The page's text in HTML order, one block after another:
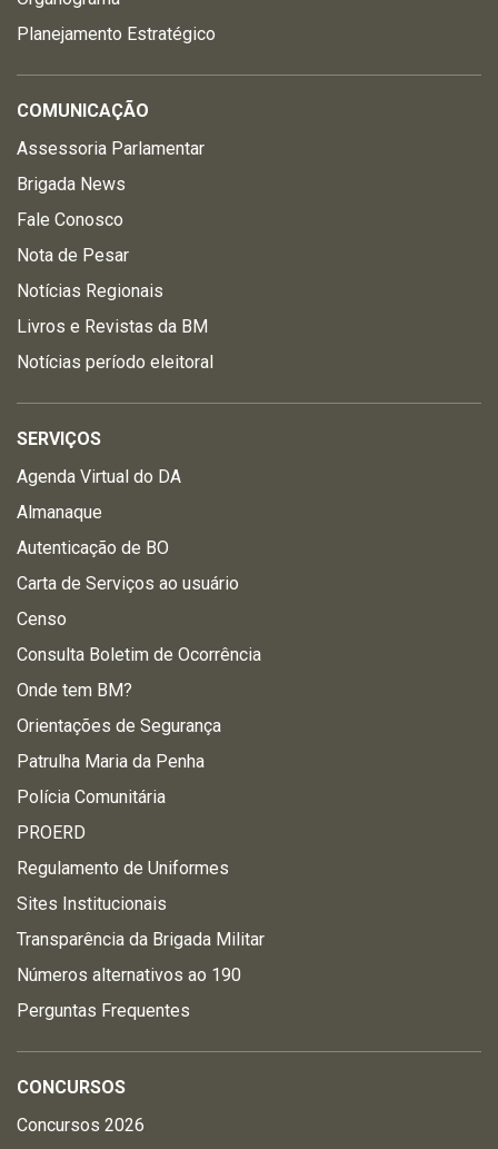
Planejamento Estratégico
COMUNICAÇÃO
Assessoria Parlamentar
Brigada News
Fale Conosco
Nota de Pesar
Notícias Regionais
Livros e Revistas da BM
Notícias período eleitoral
SERVIÇOS
Agenda Virtual do DA
Almanaque
Autenticação de BO
Carta de Serviços ao usuário
Censo
Consulta Boletim de Ocorrência
Onde tem BM?
Orientações de Segurança
Patrulha Maria da Penha
Polícia Comunitária
PROERD
Regulamento de Uniformes
Sites Institucionais
Transparência da Brigada Militar
Números alternativos ao 190
Perguntas Frequentes
CONCURSOS
Concursos 2026